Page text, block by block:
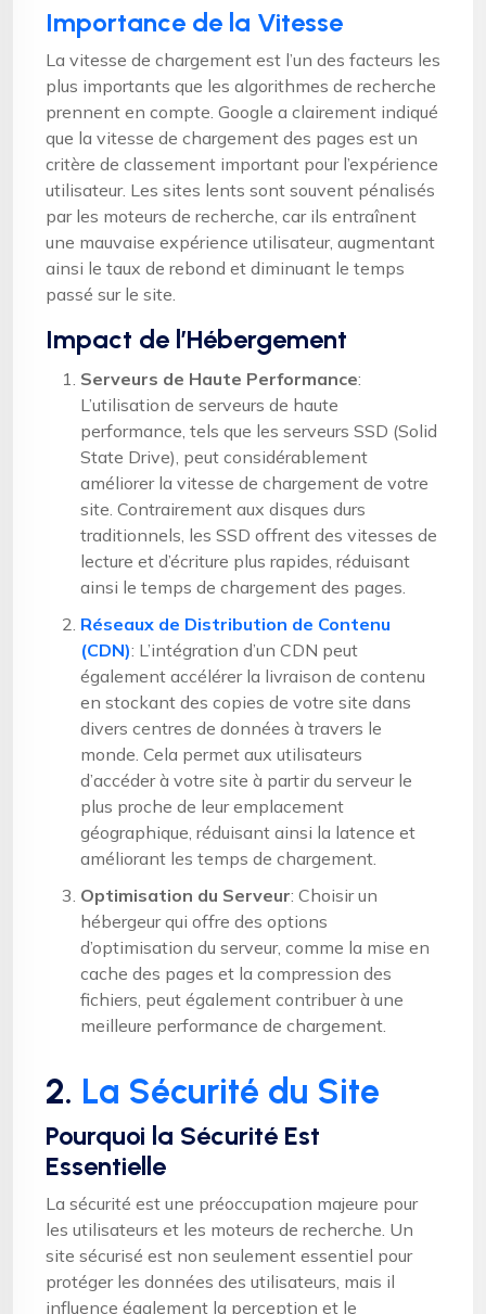
Importance de la Vitesse
La vitesse de chargement est l’un des facteurs les
plus importants que les algorithmes de recherche
prennent en compte. Google a clairement indiqué
que la vitesse de chargement des pages est un
critère de classement important pour l’expérience
utilisateur. Les sites lents sont souvent pénalisés
par les moteurs de recherche, car ils entraînent
une mauvaise expérience utilisateur, augmentant
ainsi le taux de rebond et diminuant le temps
passé sur le site.
Impact de l’Hébergement
Serveurs de Haute Performance:
L’utilisation de serveurs de haute
performance, tels que les serveurs SSD (Solid
State Drive), peut considérablement
améliorer la vitesse de chargement de votre
site. Contrairement aux disques durs
traditionnels, les SSD offrent des vitesses de
lecture et d’écriture plus rapides, réduisant
ainsi le temps de chargement des pages.
Réseaux de Distribution de Contenu
(CDN): L’intégration d’un CDN peut
également accélérer la livraison de contenu
en stockant des copies de votre site dans
divers centres de données à travers le
monde. Cela permet aux utilisateurs
d’accéder à votre site à partir du serveur le
plus proche de leur emplacement
géographique, réduisant ainsi la latence et
améliorant les temps de chargement.
Optimisation du Serveur: Choisir un
hébergeur qui offre des options
d’optimisation du serveur, comme la mise en
cache des pages et la compression des
fichiers, peut également contribuer à une
meilleure performance de chargement.
2. La Sécurité du Site
Pourquoi la Sécurité Est
Essentielle
La sécurité est une préoccupation majeure pour
les utilisateurs et les moteurs de recherche. Un
site sécurisé est non seulement essentiel pour
protéger les données des utilisateurs, mais il
influence également la perception et le